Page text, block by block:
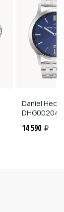
Daniel
DHG00204
14 590 i